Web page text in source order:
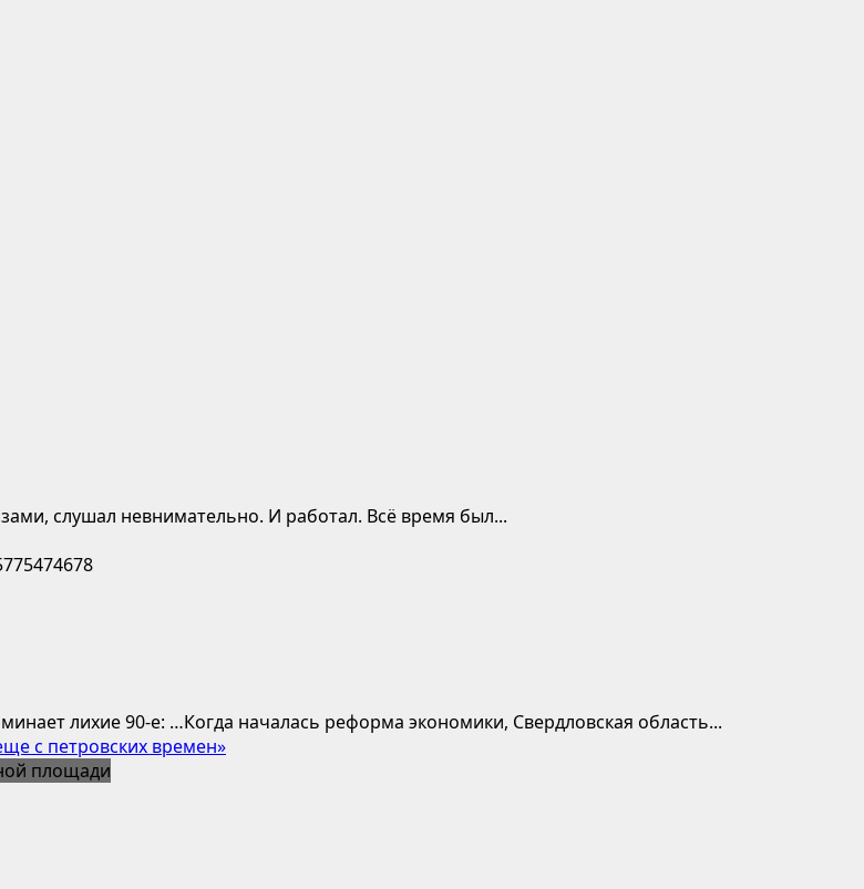
слушал невнимательно. И работал. Всё время был...
лихие 90-е: …Когда началась реформа экономики, Свердловская область...
с петровских времен»